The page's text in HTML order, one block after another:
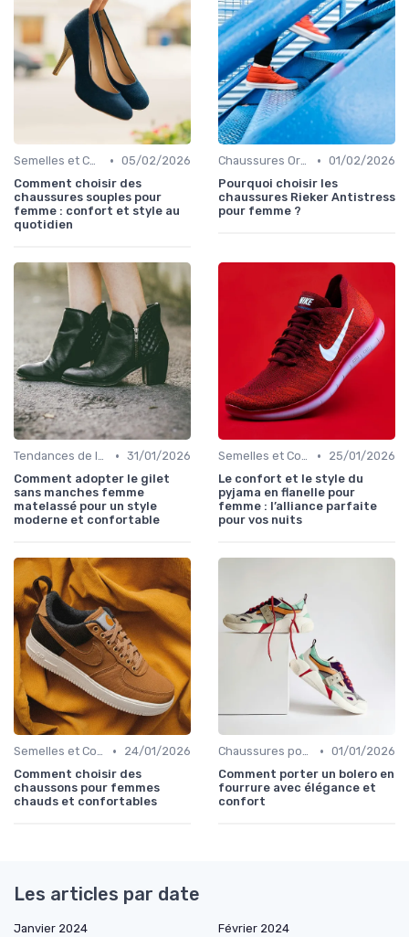
Semelles et Confort du Pied • 05/02/2026
Comment choisir des
chaussures souples pour
femme : confort et style au
quotidien
Chaussures Orthopédiques • 01/02/2026
Pourquoi choisir les
chaussures Rieker Antistress
pour femme ?
Tendances de la Mode • 31/01/2026
Comment adopter le gilet
sans manches femme
matelassé pour un style
moderne et confortable
Semelles et Confort du Pied •
25/01/2026
Le confort et le style du
pyjama en flanelle pour
femme : l’alliance parfaite
pour vos nuits
Semelles et Confort du Pied •
24/01/2026
Comment choisir des
chaussons pour femmes
chauds et confortables
Chaussures pour Occasions Spéciales • 01/01/2026
Comment porter un bolero en
fourrure avec élégance et
confort
Les articles par date
Janvier 2024
Février 2024